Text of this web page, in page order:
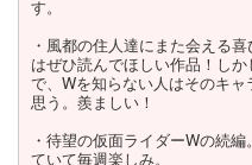
す。
・風都の住人達にまた会える
はぜひ読んでほしい作品！し
で、Wを知らない人はそのキ
思う。羨ましい！
・待望の仮面ライダーWの続
ていて毎週楽しみ。